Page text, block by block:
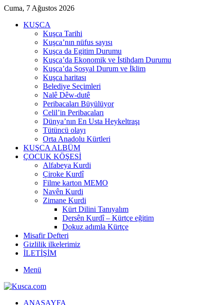
Cuma, 7 Ağustos 2026
KUŞCA
Kuşca Tarihi
Kuşca’nın nüfus sayısı
Kuşca da Egitim Durumu
Kuşca’da Ekonomik ve İstihdam Durumu
Kuşca’da Sosyal Durum ve İklim
Kuşca haritası
Belediye Seçimleri
Nalê Dêw-dutê
Peribacaları Büyülüyor
Celil’in Peribacaları
Dünya’nın En Usta Heykeltraşı
Tütüncü olayı
Orta Anadolu Kürtleri
KUŞCA ALBÜM
ÇOCUK KÖŞESİ
Alfabeya Kurdi
Çiroke Kurdî
Filme karton MEMO
Navên Kurdi
Zimane Kurdi
Kürt Dilini Tanıyalım
Dersên Kurdî – Kürtçe eğitim
Dokuz adımla Kürtçe
Misafir Defteri
Gizlilik ilkelerimiz
İLETİŞİM
Menü
ANASAYFA